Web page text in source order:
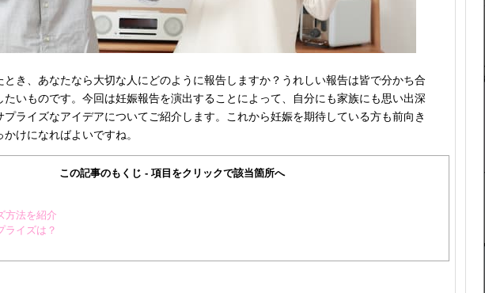
とき、あなたなら大切な人にどのように報告しますか？うれしい報告は皆で分かち合
たいものです。今回は妊娠報告を演出することによって、自分にも家族にも思い出深
プライズなアイデアについてご紹介します。これから妊娠を期待している方も前向き
けになればよいですね。
この記事のもくじ - 項目をクリックで該当箇所へ
方法を紹介
ライズは？